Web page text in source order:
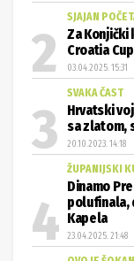
SJAJAN
Za Konjički
Croatia
03.04.2025. 15:31
SVAKA ČAST
Hrvatski
sa zlatom,
20.10.2023. 14:18
ŽUPANIJSKI
Dinamo
polufinala,
Kapela
23.04.2025. 21:48